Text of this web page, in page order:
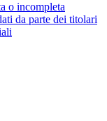
o incompleta
da parte dei titolari